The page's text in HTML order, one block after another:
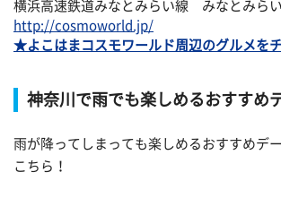
横浜高速鉄道みなとみらい線 みなとみら
http://cosmoworld.jp/
★よこはまコスモワールド周辺のグルメを
神奈川で雨でも楽しめるおすすめ
雨が降ってしまっても楽しめるおすすめデ
こちら！